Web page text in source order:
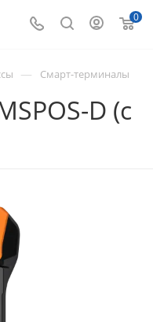
0
— Смарт-терминалы
D (с